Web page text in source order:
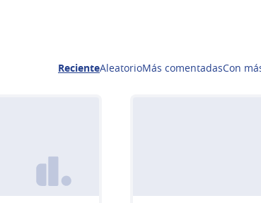
RecienteAleatorioMás comentadasCon